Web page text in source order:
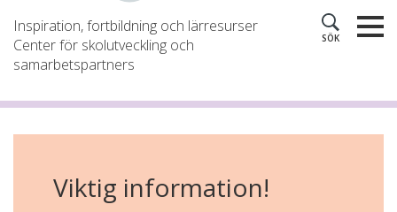
Inspiration, fortbildning och lärresurser
Center för skolutveckling och
samarbetspartners
SÖK
Viktig information!